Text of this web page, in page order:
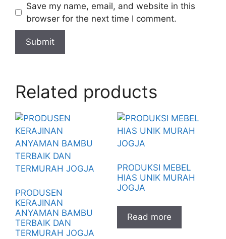
Save my name, email, and website in this
browser for the next time I comment.
Related products
PRODUSEN
KERAJINAN
ANYAMAN BAMBU
TERBAIK DAN
TERMURAH JOGJA
PRODUKSI MEBEL
HIAS UNIK MURAH
JOGJA
Read more